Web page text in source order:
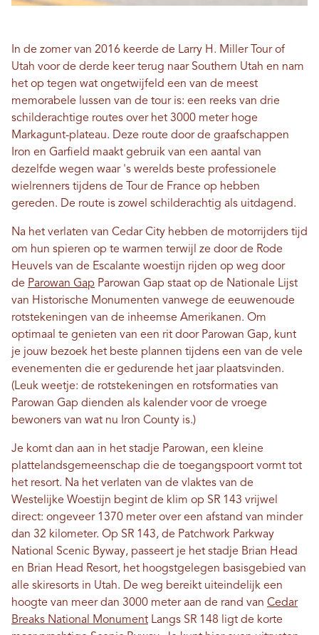
In de zomer van 2016 keerde de Larry H. Miller Tour of
Utah voor de derde keer terug naar Southern Utah en nam
het op tegen wat ongetwijfeld een van de meest
memorabele lussen van de tour is: een reeks van drie
schilderachtige routes over het 3000 meter hoge
Markagunt-plateau. Deze route door de graafschappen
Iron en Garfield maakt gebruik van een aantal van
dezelfde wegen waar 's werelds beste professionele
wielrenners tijdens de Tour de France op hebben
gereden. De route is zowel schilderachtig als uitdagend.
Na het verlaten van Cedar City hebben de motorrijders tijd
om hun spieren op te warmen terwijl ze door de Rode
Heuvels van de Escalante woestijn rijden op weg door
de Parowan Gap Parowan Gap staat op de Nationale Lijst
van Historische Monumenten vanwege de eeuwenoude
rotstekeningen van de inheemse Amerikanen. Om
optimaal te genieten van een rit door Parowan Gap, kunt
je jouw bezoek het beste plannen tijdens een van de vele
evenementen die er gedurende het jaar plaatsvinden.
(Leuk weetje: de rotstekeningen en rotsformaties van
Parowan Gap dienden als kalender voor de vroege
bewoners van wat nu Iron County is.)
Je komt dan aan in het stadje Parowan, een kleine
plattelandsgemeenschap die de toegangspoort vormt tot
het resort. Na het verlaten van de vlaktes van de
Westelijke Woestijn begint de klim op SR 143 vrijwel
direct: ongeveer 1370 meter over een afstand van minder
dan 32 kilometer. Op SR 143, de Patchwork Parkway
National Scenic Byway, passeert je het stadje Brian Head
en Brian Head Resort, het hoogstgelegen basisgebied van
alle skiresorts in Utah. De weg bereikt uiteindelijk een
hoogte van meer dan 3000 meter aan de rand van Cedar
Breaks National Monument Langs SR 148 ligt de korte